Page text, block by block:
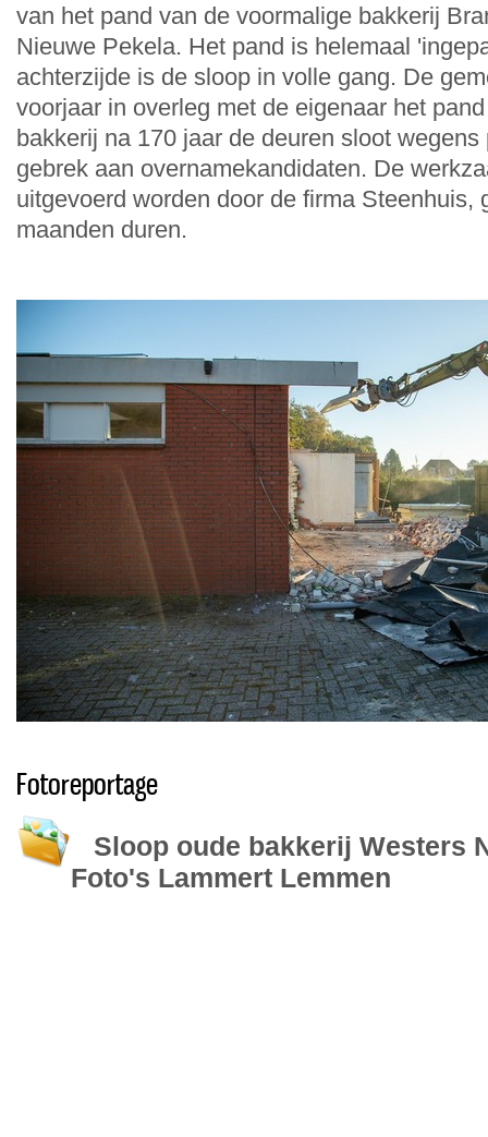
van het pand van de voormalige bakkerij
Nieuwe Pekela. Het pand is helemaal
achterzijde is de sloop in volle gang. De
voorjaar in overleg met de eigenaar het
bakkerij na 170 jaar de deuren sloot
gebrek aan overnamekandidaten. De
uitgevoerd worden door de firma Steenhuis,
maanden duren.
Fotoreportage
Sloop oude bakkerij Westers
Foto's Lammert Lemmen